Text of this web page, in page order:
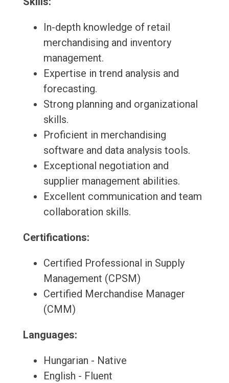
In-depth knowledge of retail
merchandising and inventory
management.
Expertise in trend analysis and
forecasting.
Strong planning and organizational
skills.
Proficient in merchandising
software and data analysis tools.
Exceptional negotiation and
supplier management abilities.
Excellent communication and team
collaboration skills.
Certifications:
Certified Professional in Supply
Management (CPSM)
Certified Merchandise Manager
(CMM)
Languages:
Hungarian - Native
English - Fluent